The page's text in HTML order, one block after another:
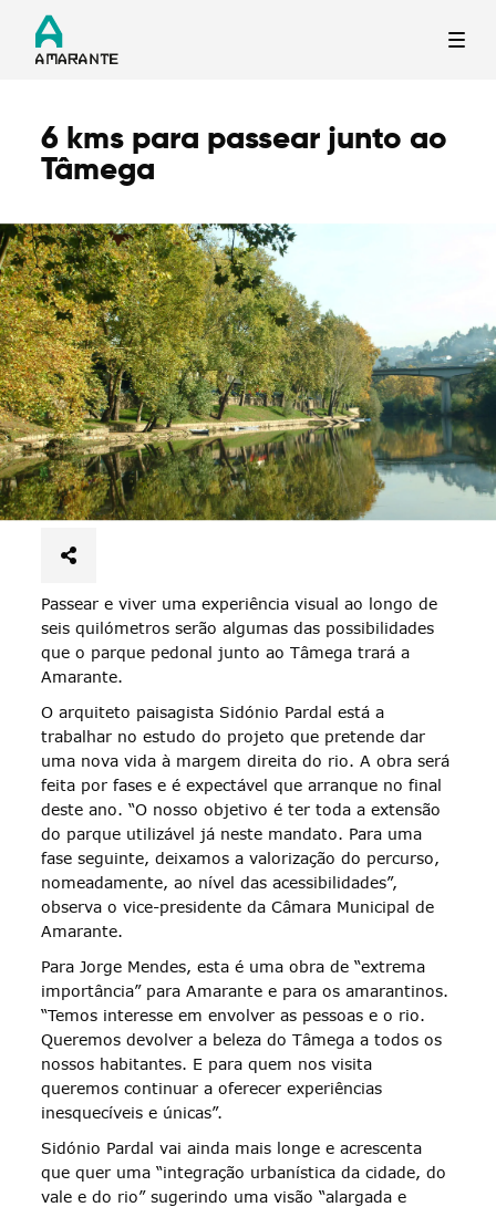
Termo de Pesquisa
Categorias gerais
Filtros
6 kms para passear junto ao
Tâmega
Passear e viver uma experiência visual ao longo de
seis quilómetros serão algumas das possibilidades
que o parque pedonal junto ao Tâmega trará a
Amarante.
O arquiteto paisagista Sidónio Pardal está a
trabalhar no estudo do projeto que pretende dar
uma nova vida à margem direita do rio. A obra será
feita por fases e é expectável que arranque no final
deste ano. “O nosso objetivo é ter toda a extensão
do parque utilizável já neste mandato. Para uma
fase seguinte, deixamos a valorização do percurso,
nomeadamente, ao nível das acessibilidades”,
observa o vice-presidente da Câmara Municipal de
Amarante.
Para Jorge Mendes, esta é uma obra de “extrema
importância” para Amarante e para os amarantinos.
“Temos interesse em envolver as pessoas e o rio.
Queremos devolver a beleza do Tâmega a todos os
nossos habitantes. E para quem nos visita
queremos continuar a oferecer experiências
inesquecíveis e únicas”.
Sidónio Pardal vai ainda mais longe e acrescenta
que quer uma “integração urbanística da cidade, do
vale e do rio” sugerindo uma visão “alargada e